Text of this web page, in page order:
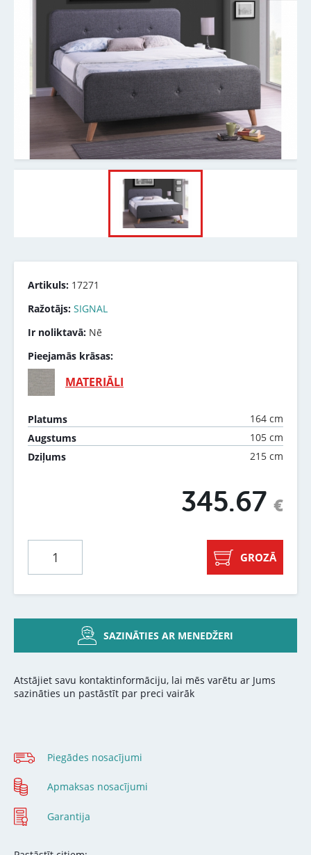
Artikuls: 17271
Ražotājs: SIGNAL
Ir noliktavā: Nē
Pieejamās krāsas:
MATERIĀLI
Platums
164 cm
Augstums
105 cm
Dziļums
215 cm
345.67 €
GROZĀ
SAZINĀTIES AR MENEDŽERI
Atstājiet savu kontaktinformāciju, lai mēs varētu ar Jums
sazināties un pastāstīt par preci vairāk
Piegādes nosacījumi
Apmaksas nosacījumi
Garantija